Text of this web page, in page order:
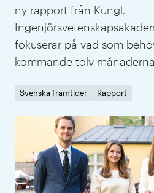
ny rapport från Kungl.
fokuserar på vad som
kommande tolv
Svenska framtider Rapport